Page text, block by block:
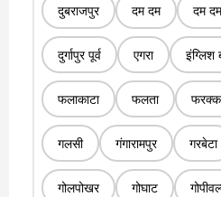
दुबराजपुर दम दम दम
दुर्गापुर पूर्व एगरा इंग्लिश
फलाकाटा फलता
गलसी गंगारामपुर गरबेटा
गोलपोखर गोघाट